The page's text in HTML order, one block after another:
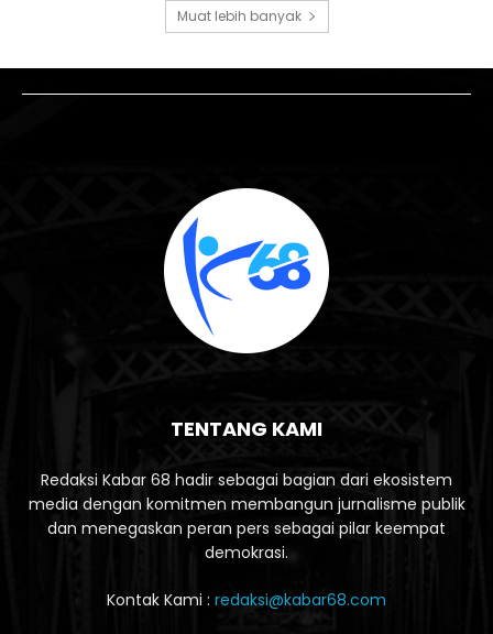
Muat lebih banyak
TENTANG KAMI
Redaksi Kabar 68 hadir sebagai bagian dari ekosistem
media dengan komitmen membangun jurnalisme publik
dan menegaskan peran pers sebagai pilar keempat
demokrasi.
Kontak Kami : redaksi@kabar68.com